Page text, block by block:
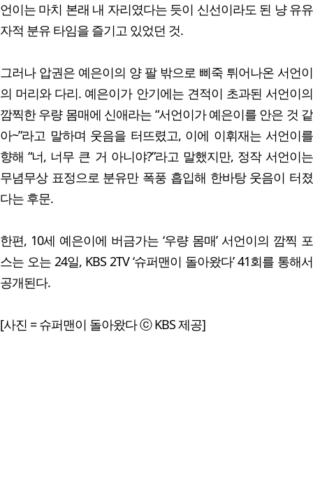
언이는 마치 본래 내 자리였다는 듯이 신선이라도 된 냥 유유
자적 분유 타임을 즐기고 있었던 것.
그러나 압권은 예은이의 양 팔 밖으로 삐죽 튀어나온 서언이
의 머리와 다리. 예은이가 안기에는 견적이 초과된 서언이의
깜찍한 우량 몸매에 신애라는 “서언이가 예은이를 안은 것 같
아~”라고 말하며 웃음을 터뜨렸고, 이에 이휘재는 서언이를
향해 “너, 너무 큰 거 아니야?”라고 말했지만, 정작 서언이는
무념무상 표정으로 분유만 폭풍 흡입해 한바탕 웃음이 터졌
다는 후문.
한편, 10세 예은이에 버금가는 ‘우량 몸매’ 서언이의 깜찍 포
스는 오는 24일, KBS 2TV ‘슈퍼맨이 돌아왔다’ 41회를 통해서
공개된다.
[사진 = 슈퍼맨이 돌아왔다 ⓒ KBS 제공]